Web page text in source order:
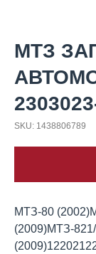
МТЗ
SKU: 1438806789
МТЗ-80
(2009)МТЗ-